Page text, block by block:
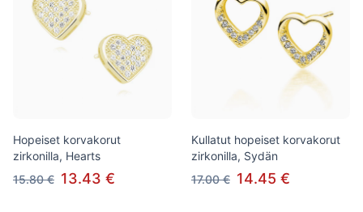
Hopeiset korvakorut
zirkonilla, Hearts
15.80 € 13.43 €
Kullatut hopeiset korvakorut
zirkonilla, Sydän
17.00 € 14.45 €